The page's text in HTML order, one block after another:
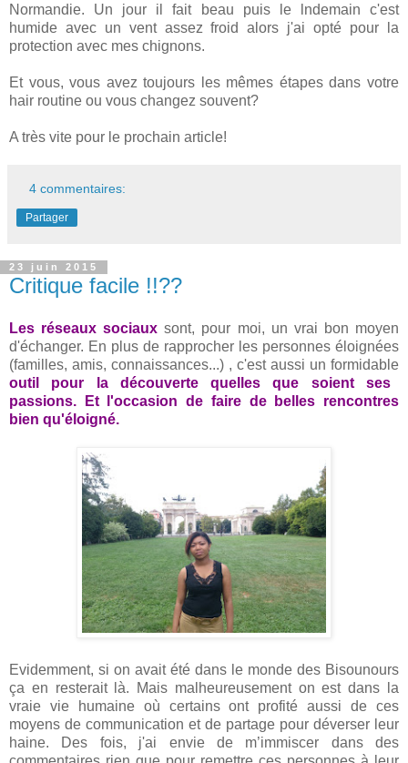
Normandie. Un jour il fait beau puis le lndemain c'est
humide avec un vent assez froid alors j'ai opté pour la
protection avec mes chignons.
Et vous, vous avez toujours les mêmes étapes dans votre
hair routine ou vous changez souvent?
A très vite pour le prochain article!
4 commentaires:
Partager
23 juin 2015
Critique facile !!??
Les réseaux sociaux sont, pour moi, un vrai bon moyen
d'échanger. En plus de rapprocher les personnes éloignées
(familles, amis, connaissances...) , c'est aussi un formidable
outil pour la découverte quelles que soient ses
passions. Et l'occasion de faire de belles rencontres
bien qu'éloigné.
Evidemment, si on avait été dans le monde des Bisounours
ça en resterait là. Mais malheureusement on est dans la
vraie vie humaine où certains ont profité aussi de ces
moyens de communication et de partage pour déverser leur
haine. Des fois, j'ai envie de m’immiscer dans des